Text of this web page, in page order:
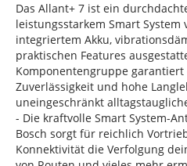
Das Allant+ 7 ist ein
leistungsstarkem Smart System
integriertem Akku,
praktischen Features
Komponentengruppe
Zuverlässigkeit und hohe
uneingeschränkt
- Die kraftvolle Smart System-
Bosch sorgt für reichlich
Konnektivität die Verfolgung